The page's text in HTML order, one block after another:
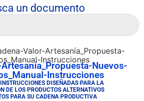
un documento
Valor-Artesanía_Propuesta-
Instrucciones
Nuevos-
Instrucciones
DISEÑADAS PARA LA
DE LOS PRODUCTOS ALTERNATIVOS
PARA SU CADENA PRODUCTIVA